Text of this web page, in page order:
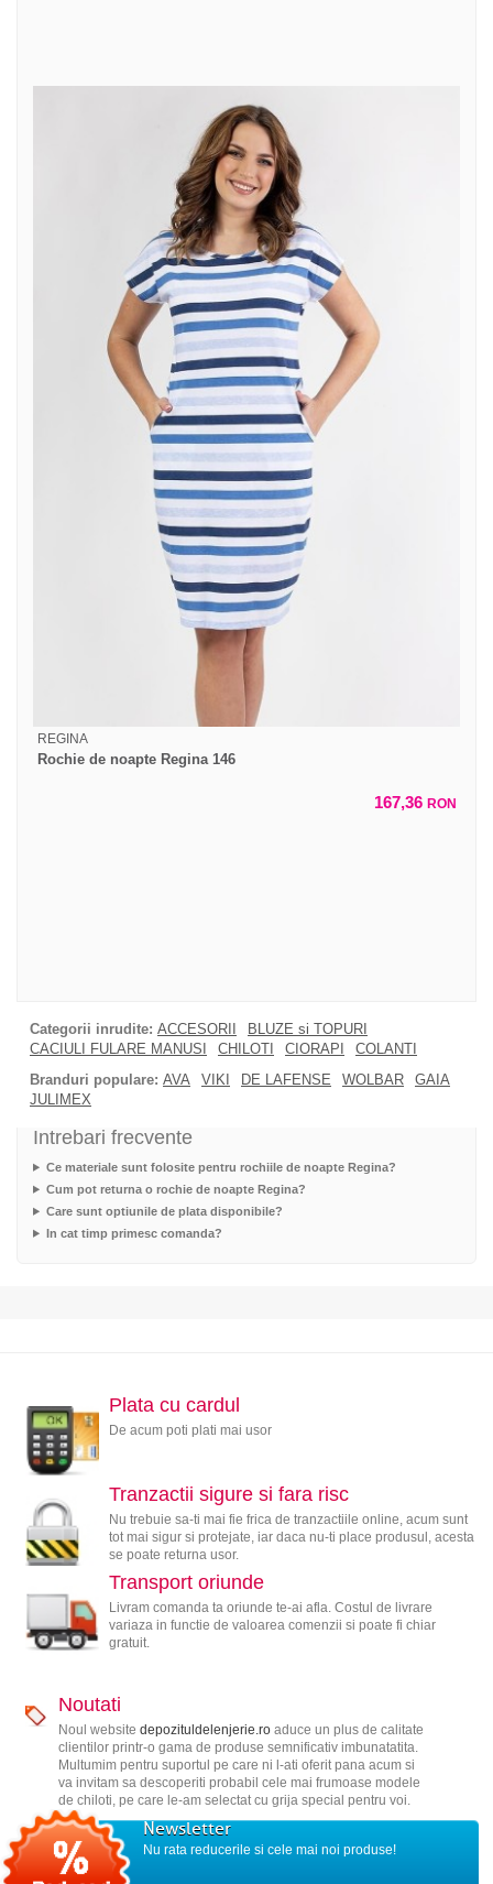
REGINA
Rochie de noapte Regina 146
167,36 RON
Categorii inrudite: ACCESORII
BLUZE si TOPURI
CACIULI FULARE MANUSI
CHILOTI CIORAPI
COLANTI
Branduri populare: AVA VIKI DE LAFENSE WOLBAR
GAIA
JULIMEX
Intrebari frecvente
Ce materiale sunt folosite pentru rochiile de noapte Regina?
Cum pot returna o rochie de noapte Regina?
Care sunt optiunile de plata disponibile?
In cat timp primesc comanda?
Plata cu cardul
De acum poti plati mai usor
Tranzactii sigure si fara risc
Nu trebuie sa-ti mai fie frica de tranzactiile online, acum sunt
tot mai sigur si protejate, iar daca nu-ti place produsul, acesta
se poate returna usor.
Transport oriunde
Livram comanda ta oriunde te-ai afla. Costul de livrare
variaza in functie de valoarea comenzii si poate fi chiar
gratuit.
Noutati
Noul website depozituldelenjerie.roaduce un plus de calitate
clientilor printr-o gama de produse semnificativ imbunatatita.
Multumim pentru suportul pe care ni l-ati oferit pana acum si
va invitam sa descoperiti probabil cele mai frumoase modele
de chiloti, pe care le-am selectat cu grija special pentru voi.
Newsletter
Nu rata reducerile si cele mai noi produse!